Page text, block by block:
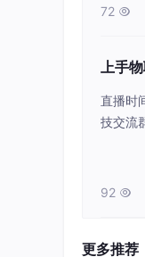
72 
上手
直播时
技交流
92 
更多推荐